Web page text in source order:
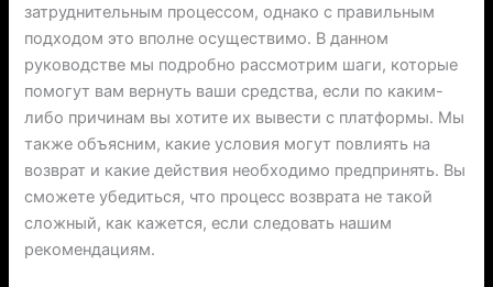
затруднительным процессом, однако с правильным
подходом это вполне осуществимо. В данном
руководстве мы подробно рассмотрим шаги, которые
помогут вам вернуть ваши средства, если по каким-
либо причинам вы хотите их вывести с платформы. Мы
также объясним, какие условия могут повлиять на
возврат и какие действия необходимо предпринять. Вы
сможете убедиться, что процесс возврата не такой
сложный, как кажется, если следовать нашим
рекомендациям.